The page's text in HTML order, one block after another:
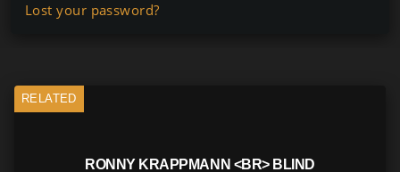
Lost your password?
RELATED
RONNY KRAPPMANN <BR> BLIND